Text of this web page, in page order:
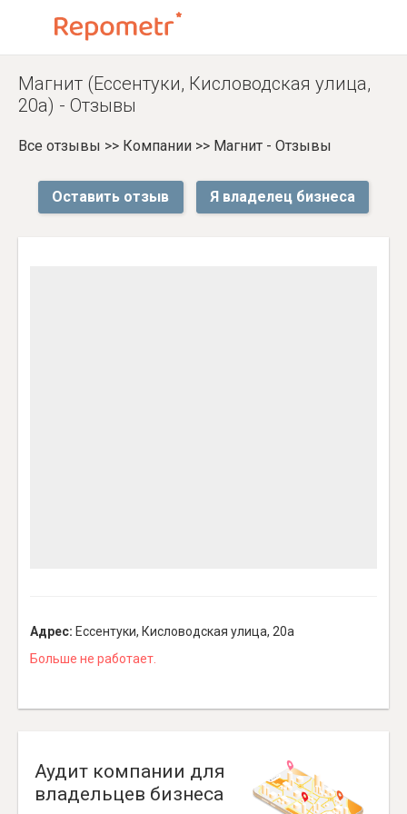
Магнит (Ессентуки, Кисловодская улица,
20а) - Отзывы
Все отзывы >> Компании >> Магнит - Отзывы
Оставить отзыв Я владелец бизнеса
Адрес: Ессентуки, Кисловодская улица, 20а
Больше не работает.
Аудит компании для
владельцев бизнеса